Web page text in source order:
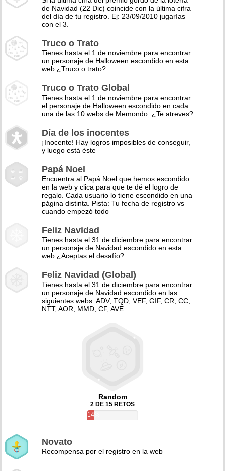
de Navidad (22 Dic) coincide con la última cifra
del día de tu registro. Ej: 23/09/2010 jugarías
con el 3.
Truco o Trato
Tienes hasta el 1 de noviembre para encontrar
un personaje de Halloween escondido en esta
web ¿Truco o trato?
Truco o Trato Global
Tienes hasta el 1 de noviembre para encontrar
el personaje de Halloween escondido en cada
una de las 10 webs de Memondo. ¿Te atreves?
Día de los inocentes
¡Inocente! Hay logros imposibles de conseguir,
y luego está éste
Papá Noel
Encuentra al Papá Noel que hemos escondido
en la web y clica para que te dé el logro de
regalo. Cada usuario lo tiene escondido en una
página distinta. Pista: Tu fecha de registro vs
cuando empezó todo
Feliz Navidad
Tienes hasta el 31 de diciembre para encontrar
un personaje de Navidad escondido en esta
web ¿Aceptas el desafío?
Feliz Navidad (Global)
Tienes hasta el 31 de diciembre para encontrar
un personaje de Navidad escondido en las
siguientes webs: ADV, TQD, VEF, GIF, CR, CC,
NTT, AOR, MMD, CF, AVE
Random
2 DE 15 RETOS
14%
Novato
Recompensa por el registro en la web